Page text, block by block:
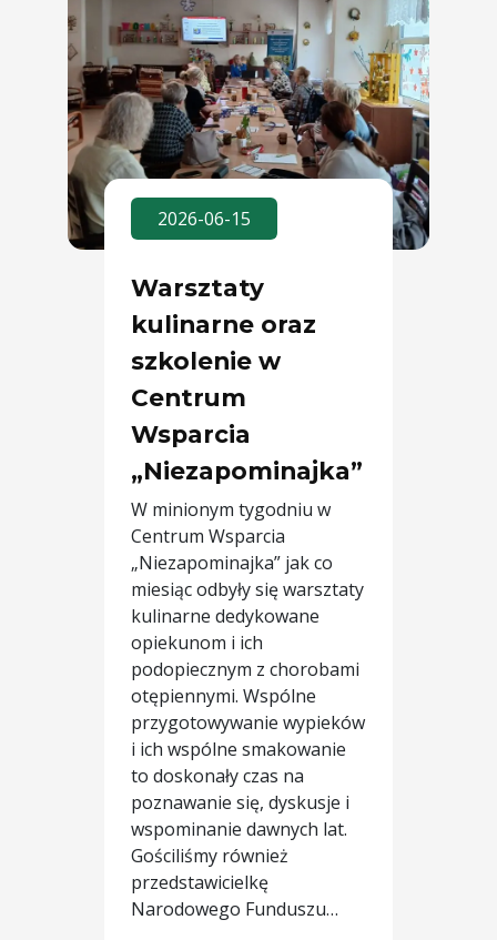
2026-06-15
Warsztaty
kulinarne oraz
szkolenie w
Centrum
Wsparcia
„Niezapominajka”
W minionym tygodniu w
Centrum Wsparcia
„Niezapominajka” jak co
miesiąc odbyły się warsztaty
kulinarne dedykowane
opiekunom i ich
podopiecznym z chorobami
otępiennymi. Wspólne
przygotowywanie wypieków
i ich wspólne smakowanie
to doskonały czas na
poznawanie się, dyskusje i
wspominanie dawnych lat.
Gościliśmy również
przedstawicielkę
Narodowego Funduszu…